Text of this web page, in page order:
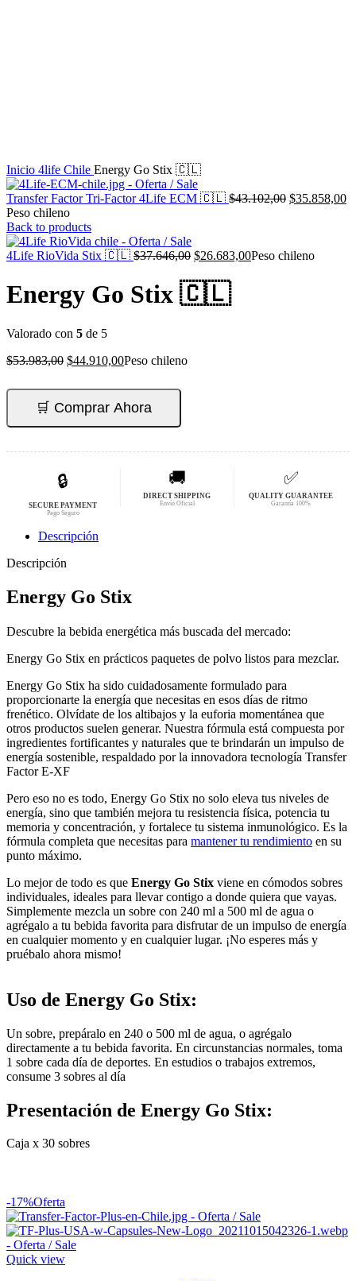
Inicio 4life Chile Energy Go Stix 🇨🇱
Transfer Factor Tri-Factor 4Life ECM 🇨🇱 $43.102,00 El
$43.102,00.
$35.858,00El
Peso chileno
Back to products
4Life RioVida Stix 🇨🇱 $37.646,00 El
original
era:
$26.683,00El
Peso chileno
Energy Go Stix 🇨🇱
Valorado con 5 de 5
$53.983,00 El
original
era:
$53.983,00.
$44.910,00El
actual
es:
$44.910,00.
Peso chileno
🛒 Comprar Ahora
🔒
SECURE PAYMENT
Pago Seguro
🚚
DIRECT SHIPPING
Envío Oficial
✅
QUALITY GUARANTEE
Garantía 100%
Descripción
Descripción
Energy Go Stix
Descubre la bebida energética más buscada del mercado:
Energy Go Stix en prácticos paquetes de polvo listos para mezclar.
Energy Go Stix ha sido cuidadosamente formulado para
proporcionarte la energía que necesitas en esos días de ritmo
frenético. Olvídate de los altibajos y la euforia momentánea que
otros productos suelen generar. Nuestra fórmula está compuesta por
ingredientes fortificantes y naturales que te brindarán un impulso de
energía sostenible, respaldado por la innovadora tecnología Transfer
Factor E-XF
Pero eso no es todo, Energy Go Stix no solo eleva tus niveles de
energía, sino que también mejora tu resistencia física, potencia tu
memoria y concentración, y fortalece tu sistema inmunológico. Es la
fórmula completa que necesitas para mantener tu rendimiento en su
punto máximo.
Lo mejor de todo es que Energy Go Stix viene en cómodos sobres
individuales, ideales para llevar contigo a donde quiera que vayas.
Simplemente mezcla un sobre con 240 ml a 500 ml de agua o
agrégalo a tu bebida favorita para disfrutar de un impulso de energía
en cualquier momento y en cualquier lugar. ¡No esperes más y
pruébalo ahora mismo!
Uso de Energy Go Stix:
Un sobre, prepáralo en 240 o 500 ml de agua, o agrégalo
directamente a tu bebida favorita. En circunstancias normales, toma
1 sobre cada día de deportes. En estudios o trabajos extremos,
consume 3 sobres al día
Presentación de Energy Go Stix:
Caja x 30 sobres
-17%Oferta
Quick view